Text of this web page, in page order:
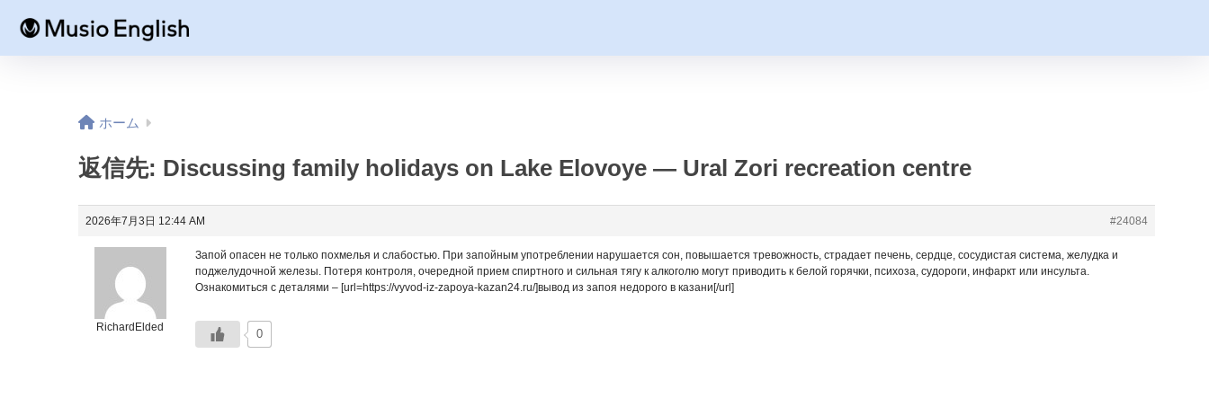
ホーム
返信先: Discussing family holidays on Lake Elovoye — Ural Zori recreation centre
2026年7月3日 12:44 AM #24084
RichardElded
Запой опасен не только похмелья и слабостью. При запойным употреблении нарушается сон, повышается тревожность, страдает печень, сердце, сосудистая система, желудка и
поджелудочной железы. Потеря контроля, очередной прием спиртного и сильная тягу к алкоголю могут приводить к белой горячки, психоза, судороги, инфаркт или инсульта.
Ознакомиться с деталями – [url=https://vyvod-iz-zapoya-kazan24.ru/]вывод из запоя недорого в казани[/url]
0